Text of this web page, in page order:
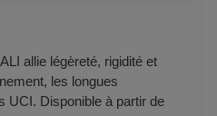
allie légèreté, rigidité et
les longues
UCI. Disponible à partir de